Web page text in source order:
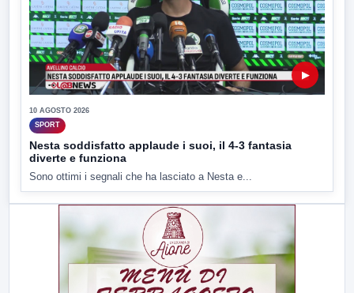
▶
10 AGOSTO 2026
SPORT
Nesta soddisfatto applaude i suoi, il 4-3 fantasia
diverte e funziona
Sono ottimi i segnali che ha lasciato a Nesta e...